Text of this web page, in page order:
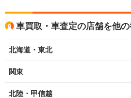
車買取・車査定の店舗を他
北海道・東北
関東
北陸・甲信越